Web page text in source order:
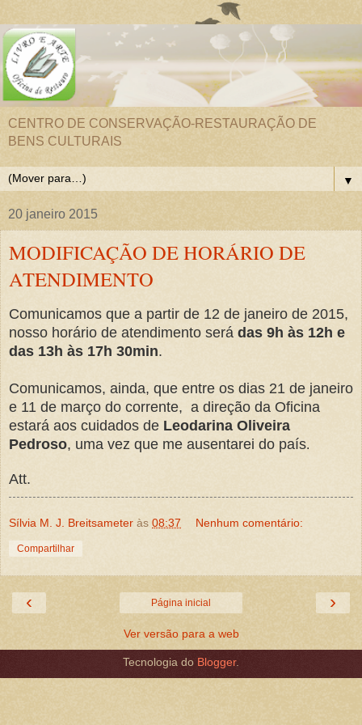
CENTRO DE CONSERVAÇÃO-RESTAURAÇÃO DE
BENS CULTURAIS
▼
20 janeiro 2015
MODIFICAÇÃO DE HORÁRIO DE
ATENDIMENTO
Comunicamos que a partir de 12 de janeiro de 2015,
nosso horário de atendimento será das 9h às 12h e
das 13h às 17h 30min.
Comunicamos, ainda, que entre os dias 21 de janeiro
e 11 de março do corrente, a direção da Oficina
estará aos cuidados de Leodarina Oliveira
Pedroso, uma vez que me ausentarei do país.
Att.
Sílvia M. J. Breitsameter às 08:37 Nenhum comentário:
Compartilhar
‹ ›
Página inicial
Ver versão para a web
Tecnologia do Blogger.